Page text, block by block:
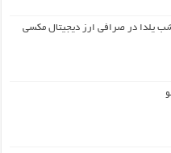
یلدا در صرافی ارز دیجیتال مکسی